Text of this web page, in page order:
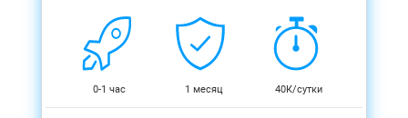
0-1 час 1 месяц 40К/сутки